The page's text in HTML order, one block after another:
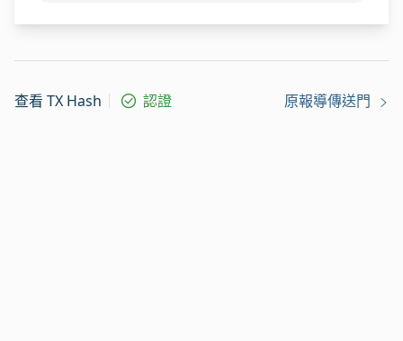
查看 TX Hash 認證 原報導傳送門